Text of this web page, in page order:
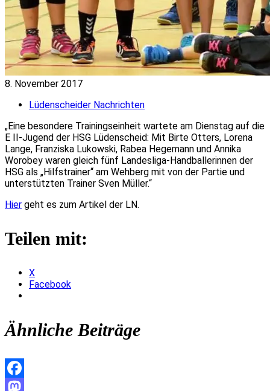
8. November 2017
Lüdenscheider Nachrichten
„Eine besondere Trainingseinheit wartete am Dienstag auf die
E II-Jugend der HSG Lüdenscheid: Mit Birte Otters, Lorena
Lange, Franziska Lukowski, Rabea Hegemann und Annika
Worobey waren gleich fünf Landesliga-Handballerinnen der
HSG als „Hilfstrainer“ am Wehberg mit von der Partie und
unterstützten Trainer Sven Müller.“
Hier geht es zum Artikel der LN.
Teilen mit:
X
Facebook
Ähnliche Beiträge
Facebook